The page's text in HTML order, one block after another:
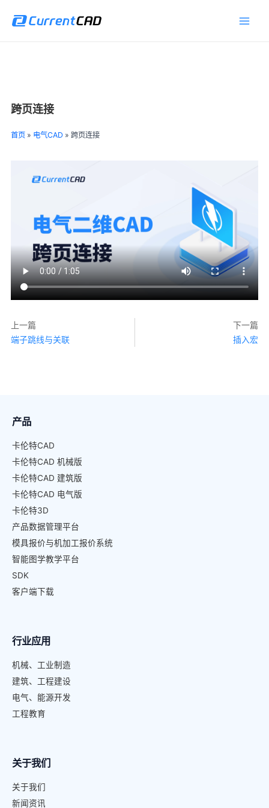
跨页连接
首页» 电气CAD» 跨页连接
上一篇
端子跳线与关联
下一篇
插入宏
产品
卡伦特CAD
卡伦特CAD 机械版
卡伦特CAD 建筑版
卡伦特CAD 电气版
卡伦特3D
产品数据管理平台
模具报价与机加工报价系统
智能图学教学平台
SDK
客户端下载
行业应用
机械、工业制造
建筑、工程建设
电气、能源开发
工程教育
关于我们
关于我们
新闻资讯